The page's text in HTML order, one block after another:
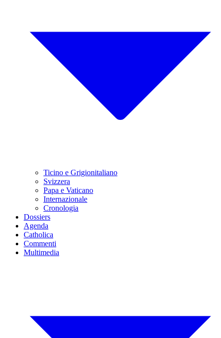
Ticino e Grigionitaliano
Svizzera
Papa e Vaticano
Internazionale
Cronologia
Dossiers
Agenda
Catholica
Commenti
Multimedia